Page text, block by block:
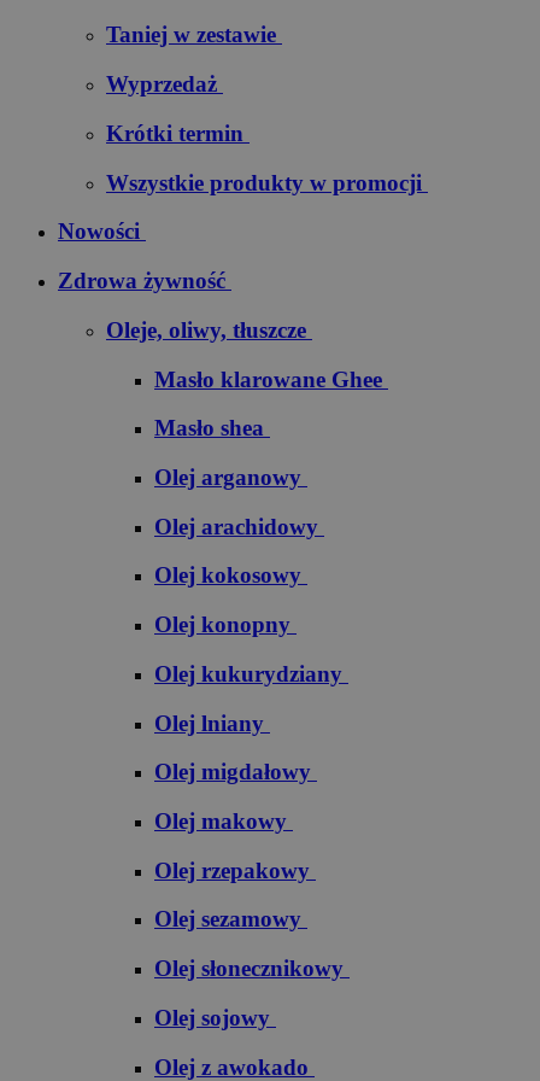
Taniej w zestawie
Wyprzedaż
Krótki termin
Wszystkie produkty w promocji
Nowości
Zdrowa żywność
Oleje, oliwy, tłuszcze
Masło klarowane Ghee
Masło shea
Olej arganowy
Olej arachidowy
Olej kokosowy
Olej konopny
Olej kukurydziany
Olej lniany
Olej migdałowy
Olej makowy
Olej rzepakowy
Olej sezamowy
Olej słonecznikowy
Olej sojowy
Olej z awokado